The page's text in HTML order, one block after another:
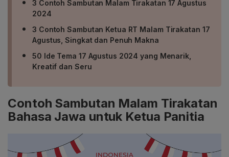
3 Contoh Sambutan Malam Tirakatan 17 Agustus
2024
3 Contoh Sambutan Ketua RT Malam Tirakatan 17
Agustus, Singkat dan Penuh Makna
50 Ide Tema 17 Agustus 2024 yang Menarik,
Kreatif dan Seru
Contoh Sambutan Malam Tirakatan
Bahasa Jawa untuk Ketua Panitia